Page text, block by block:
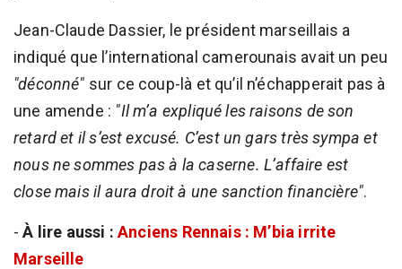
Jean-Claude Dassier, le président marseillais a
indiqué que l’international camerounais avait un peu
"déconné" sur ce coup-là et qu’il n’échapperait pas à
une amende : "Il m’a expliqué les raisons de son
retard et il s’est excusé. C’est un gars très sympa et
nous ne sommes pas à la caserne. L’affaire est
close mais il aura droit à une sanction financière".
-À lire aussi :Anciens Rennais : M’bia irrite
Marseille